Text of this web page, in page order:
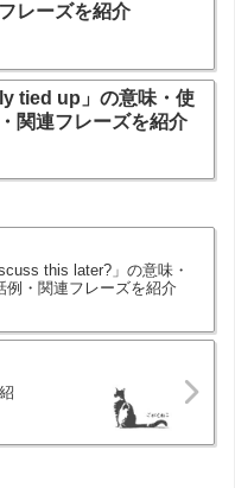
レーズを紹介
tied up」の意味・使
関連フレーズを紹介
this later?」の意味・
例・関連フレーズを紹介